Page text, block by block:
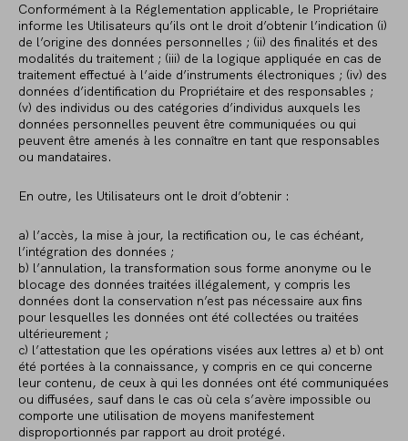
Conformément à la Réglementation applicable, le Propriétaire
informe les Utilisateurs qu’ils ont le droit d’obtenir l’indication (i)
de l’origine des données personnelles ; (ii) des finalités et des
modalités du traitement ; (iii) de la logique appliquée en cas de
traitement effectué à l’aide d’instruments électroniques ; (iv) des
données d’identification du Propriétaire et des responsables ;
(v) des individus ou des catégories d’individus auxquels les
données personnelles peuvent être communiquées ou qui
peuvent être amenés à les connaître en tant que responsables
ou mandataires.
En outre, les Utilisateurs ont le droit d’obtenir :
a) l’accès, la mise à jour, la rectification ou, le cas échéant,
l’intégration des données ;
b) l’annulation, la transformation sous forme anonyme ou le
blocage des données traitées illégalement, y compris les
données dont la conservation n’est pas nécessaire aux fins
pour lesquelles les données ont été collectées ou traitées
ultérieurement ;
c) l’attestation que les opérations visées aux lettres a) et b) ont
été portées à la connaissance, y compris en ce qui concerne
leur contenu, de ceux à qui les données ont été communiquées
ou diffusées, sauf dans le cas où cela s’avère impossible ou
comporte une utilisation de moyens manifestement
disproportionnés par rapport au droit protégé.